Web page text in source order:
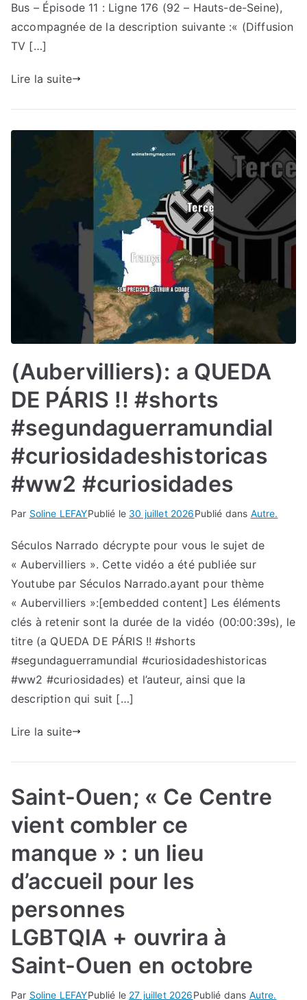
Bus – Épisode 11 : Ligne 176 (92 – Hauts-de-Seine),
accompagnée de la description suivante :« (Diffusion
TV […]
Lire la suite
(Aubervilliers): a QUEDA
DE PÁRIS !! #shorts
#segundaguerramundial
#curiosidadeshistoricas
#ww2 #curiosidades
Par Soline LEFAYPublié le 30 juillet 2026Publié dans Autre.
Séculos Narrado décrypte pour vous le sujet de
« Aubervilliers ». Cette vidéo a été publiée sur
Youtube par Séculos Narrado.ayant pour thème
« Aubervilliers »:[embedded content] Les éléments
clés à retenir sont la durée de la vidéo (00:00:39s), le
titre (a QUEDA DE PÁRIS !! #shorts
#segundaguerramundial #curiosidadeshistoricas
#ww2 #curiosidades) et l’auteur, ainsi que la
description qui suit […]
Lire la suite
Saint-Ouen; « Ce Centre
vient combler ce
manque » : un lieu
d’accueil pour les
personnes
LGBTQIA + ouvrira à
Saint-Ouen en octobre
Par Soline LEFAYPublié le 27 juillet 2026Publié dans Autre.